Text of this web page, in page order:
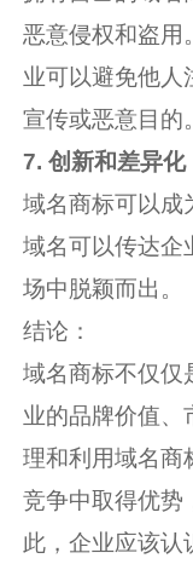
恶意侵权和盗用
业可以避免他人
宣传或恶意目的。
7. 创新和差异化
域名商标可以成
域名可以传达企
场中脱颖而出。
结论：
域名商标不仅仅
业的品牌价值、
理和利用域名商
竞争中取得优势
此，企业应该认